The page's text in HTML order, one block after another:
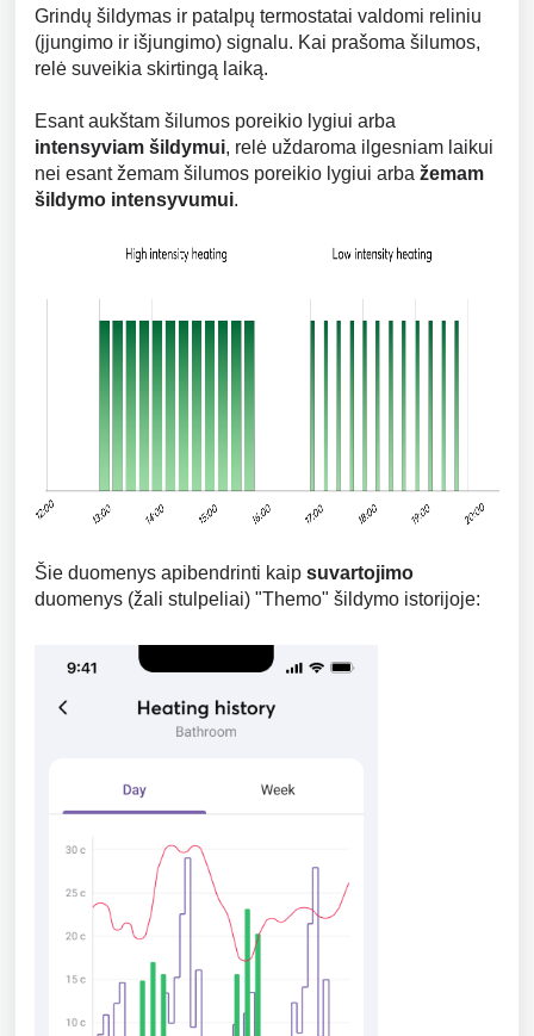
Grindų šildymas ir patalpų termostatai valdomi reliniu
(įjungimo ir išjungimo) signalu. Kai prašoma šilumos,
relė suveikia skirtingą laiką.
Esant aukštam šilumos poreikio lygiui arba
intensyviam šildymui, relė uždaroma ilgesniam laikui
nei esant žemam šilumos poreikio lygiui arba žemam
šildymo intensyvumui.
Šie duomenys apibendrinti kaip suvartojimo
duomenys (žali stulpeliai) "Themo" šildymo istorijoje: